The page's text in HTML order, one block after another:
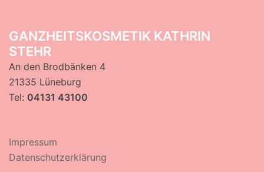
GANZHEITSKOSMETIK KATHRIN
STEHR
An den Brodbänken 4
21335 Lüneburg
Tel: 04131 43100
Impressum
Datenschutzerklärung